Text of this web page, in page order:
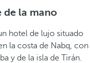
de la mano
hotel de lujo situado
la costa de Nabq, con
y de la isla de Tirán.